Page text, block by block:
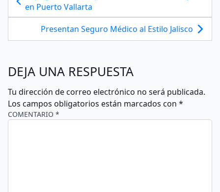
en Puerto Vallarta
Presentan Seguro Médico al Estilo Jalisco
DEJA UNA RESPUESTA
Tu dirección de correo electrónico no será publicada.
Los campos obligatorios están marcados con *
COMENTARIO *